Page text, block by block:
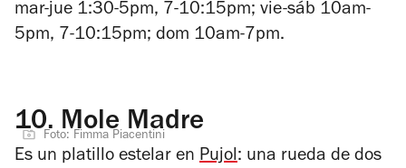
mar-jue 1:30-5pm, 7-10:15pm; vie-sáb 10am-
5pm, 7-10:15pm; dom 10am-7pm.
10.Mole Madre
Foto: Fimma Piacentini
Es un platillo estelar en Pujol: una rueda de dos